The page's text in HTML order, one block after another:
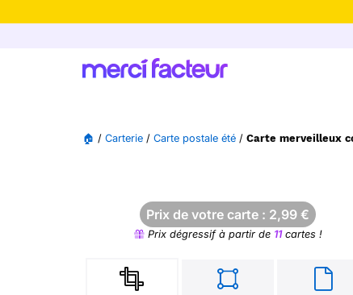
🏠 / Carterie / Carte postale été / Carte merveilleux
Prix de votre carte : 2,99 €
Prix dégressif à partir de 11cartes !